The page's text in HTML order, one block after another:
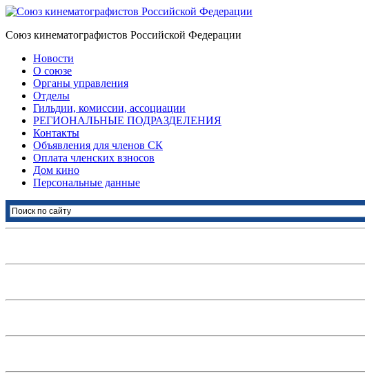
Союз кинематографистов Российской Федерации
Новости
О союзе
Органы управления
Отделы
Гильдии, комиссии, ассоциации
РЕГИОНАЛЬНЫЕ ПОДРАЗДЕЛЕНИЯ
Контакты
Объявления для членов СК
Оплата членских взносов
Дом кино
Персональные данные